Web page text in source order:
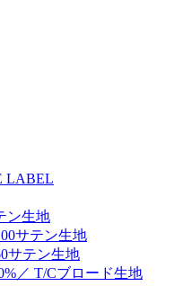
LABEL
ン生地
サテン生地
サテン生地
／ T/Cブロード生地